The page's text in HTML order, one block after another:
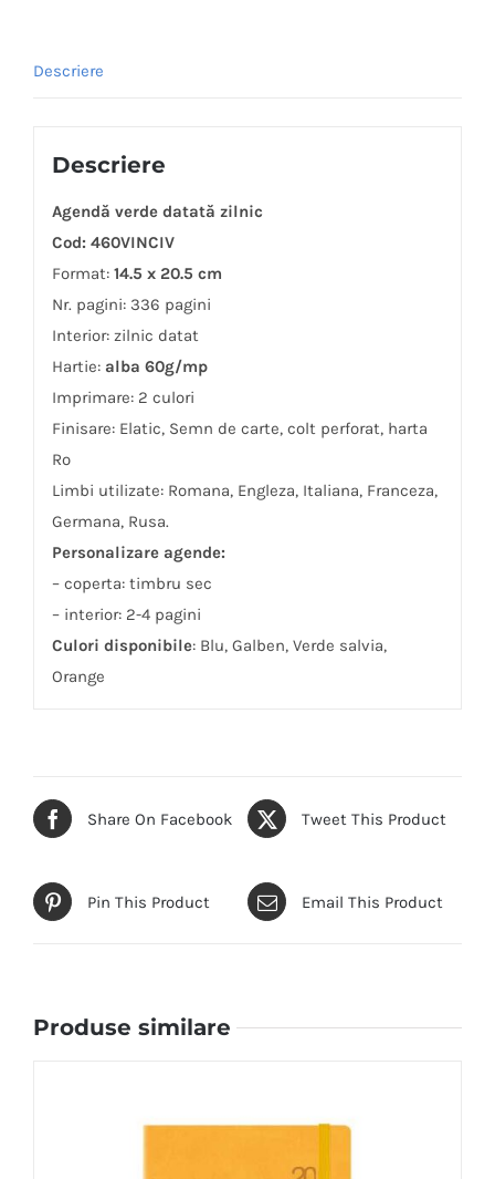
Descriere
Descriere
Agendă verde datată zilnic
Cod: 460VINCIV
Format: 14.5 x 20.5 cm
Nr. pagini: 336 pagini
Interior: zilnic datat
Hartie: alba 60g/mp
Imprimare: 2 culori
Finisare: Elatic, Semn de carte, colt perforat, harta
Ro
Limbi utilizate: Romana, Engleza, Italiana, Franceza,
Germana, Rusa.
Personalizare agende:
– coperta: timbru sec
– interior: 2-4 pagini
Culori disponibile: Blu, Galben, Verde salvia,
Orange
Share On Facebook Tweet This Product
Pin This Product Email This Product
Produse similare